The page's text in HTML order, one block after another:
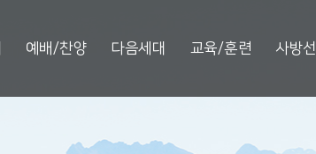
예배/찬양 다음세대 교육/훈련 사방